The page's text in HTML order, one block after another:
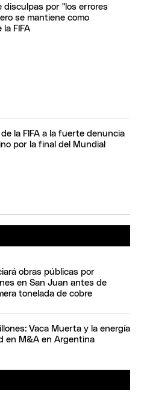
disculpas por "los errores
se mantiene como
FIFA
la FIFA a la fuerte denuncia
por la final del Mundial
obras públicas por
en San Juan antes de
tonelada de cobre
Vaca Muerta y la energía
en M&A en Argentina